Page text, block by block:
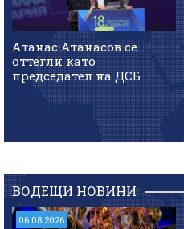
Атанас Атанасов се
оттегли като
председател на ДСБ
ВОДЕЩИ НОВИНИ
06.08.2026